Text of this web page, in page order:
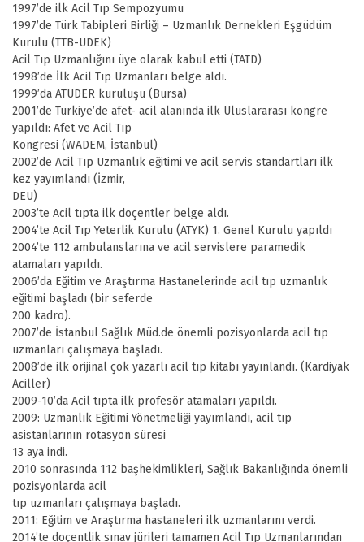
1997’de ilk Acil Tıp Sempozyumu
1997’de Türk Tabipleri Birliği – Uzmanlık Dernekleri Eşgüdüm
Kurulu (TTB-UDEK)
Acil Tıp Uzmanlığını üye olarak kabul etti (TATD)
1998’de İlk Acil Tıp Uzmanları belge aldı.
1999’da ATUDER kuruluşu (Bursa)
2001’de Türkiye’de afet- acil alanında ilk Uluslararası kongre
yapıldı: Afet ve Acil Tıp
Kongresi (WADEM, İstanbul)
2002’de Acil Tıp Uzmanlık eğitimi ve acil servis standartları ilk
kez yayımlandı (İzmir,
DEU)
2003’te Acil tıpta ilk doçentler belge aldı.
2004’te Acil Tıp Yeterlik Kurulu (ATYK) 1. Genel Kurulu yapıldı
2004’te 112 ambulanslarına ve acil servislere paramedik
atamaları yapıldı.
2006’da Eğitim ve Araştırma Hastanelerinde acil tıp uzmanlık
eğitimi başladı (bir seferde
200 kadro).
2007’de İstanbul Sağlık Müd.de önemli pozisyonlarda acil tıp
uzmanları çalışmaya başladı.
2008’de ilk orijinal çok yazarlı acil tıp kitabı yayınlandı. (Kardiyak
Aciller)
2009-10’da Acil tıpta ilk profesör atamaları yapıldı.
2009: Uzmanlık Eğitimi Yönetmeliği yayımlandı, acil tıp
asistanlarının rotasyon süresi
13 aya indi.
2010 sonrasında 112 başhekimlikleri, Sağlık Bakanlığında önemli
pozisyonlarda acil
tıp uzmanları çalışmaya başladı.
2011: Eğitim ve Araştırma hastaneleri ilk uzmanlarını verdi.
2014’te doçentlik sınav jürileri tamamen Acil Tıp Uzmanlarından